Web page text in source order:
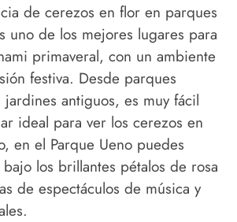
de cerezos en flor en parques
uno de los mejores lugares para
primaveral, con un ambiente
festiva. Desde parques
jardines antiguos, es muy fácil
ideal para ver los cerezos en
en el Parque Ueno puedes
los brillantes pétalos de rosa
de espectáculos de música y